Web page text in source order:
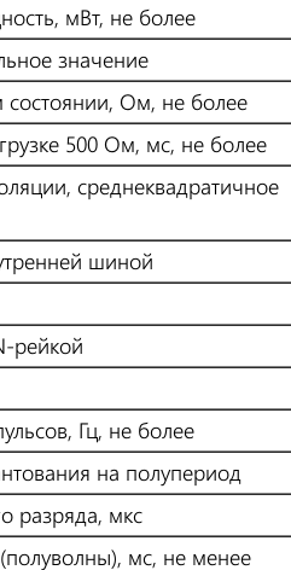
мВт, не более
значение
Ом, не более
500 Ом, мс, не более
среднеквадратичное
шиной
Гц, не более
на полупериод
мкс
мс, не менее